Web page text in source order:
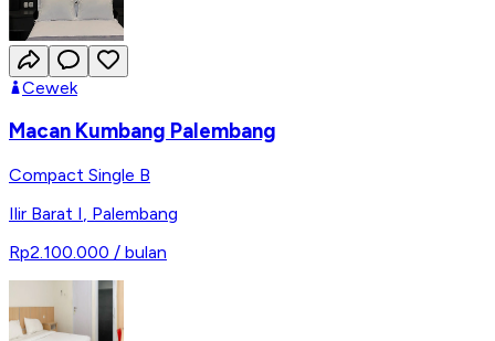
Cewek
Macan Kumbang Palembang
Compact Single B
Ilir Barat I, Palembang
Rp2.100.000 / bulan